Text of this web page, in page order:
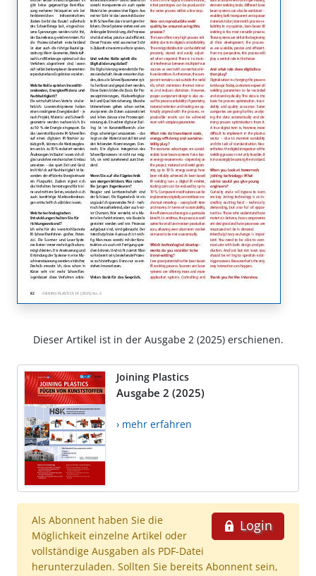
Dieser Artikel ist in der Ausgabe 2 (2025) erschienen.
Joining Plastics
Ausgabe 2 (2025)
› mehr erfahren
Login
Als Abonnent haben Sie die
Möglichkeit einzelne Artikel oder
vollständige Ausgaben als PDF-Datei
herunterzuladen. Sollten Sie bereits Abonnent sein,